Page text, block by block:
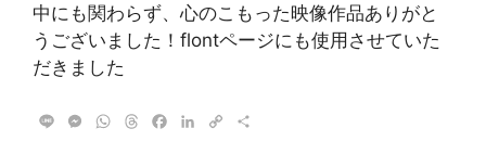
中にも関わらず、心のこもった映像作品ありがと
うございました！flontページにも使用させていた
だきました
M
W
C